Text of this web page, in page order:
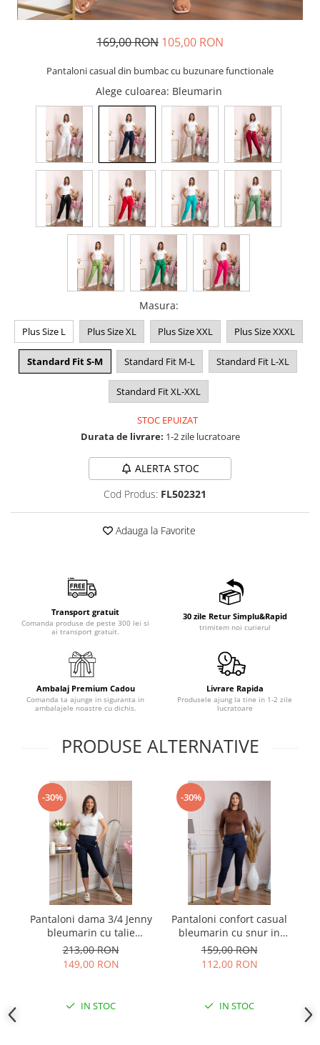
169,00 RON 105,00 RON
Pantaloni casual din bumbac cu buzunare functionale
Alege culoarea: Bleumarin
Masura:
Plus Size L Plus Size XL Plus Size XXL Plus Size XXXL
Standard Fit S-M Standard Fit M-L Standard Fit L-XL
Standard Fit XL-XXL
STOC EPUIZAT
Durata de livrare: 1-2 zile lucratoare
ALERTA STOC
Cod Produs: FL502321
Adauga la Favorite
Transport gratuit
Comanda produse de peste 300 lei si
ai transport gratuit.
30 zile Retur Simplu&Rapid
trimitem noi curierul
Ambalaj Premium Cadou
Comanda ta ajunge in siguranta in
ambalajele noastre cu dichis.
Livrare Rapida
Produsele ajung la tine in 1-2 zile
lucratoare
PRODUSE ALTERNATIVE
-30%
Pantaloni dama 3/4 Jenny
bleumarin cu talie
elastica si fermoare
decorative
213,00 RON
149,00 RON
IN STOC
-30%
Pantaloni confort casual
bleumarin cu snur in
talie
159,00 RON
112,00 RON
IN STOC